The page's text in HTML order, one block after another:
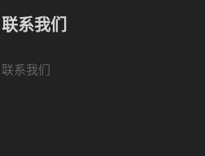
联系我们
联系我们